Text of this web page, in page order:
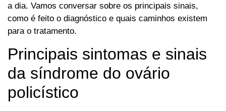
a dia. Vamos conversar sobre os principais sinais,
como é feito o diagnóstico e quais caminhos existem
para o tratamento.
Principais sintomas e sinais
da síndrome do ovário
policístico